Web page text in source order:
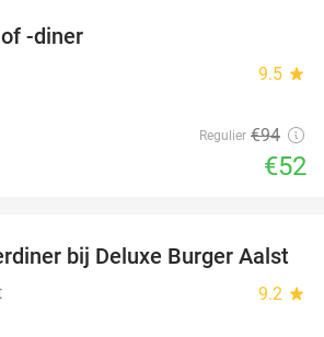
-diner
9.5 star
Regulier €94
€52
38%
bij Deluxe Burger Aalst
9.2 star